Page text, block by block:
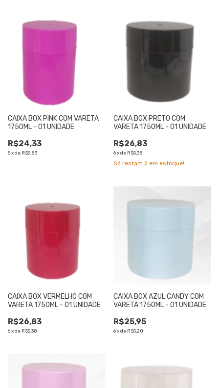
CAIXA BOX PINK COM VARETA
1750ML - 01 UNIDADE
R$24,33
5xde R$5,83
CAIXA BOX PRETO COM
VARETA 1750ML - 01 UNIDADE
R$26,83
6xde R$5,38
Só restam 2 em estoque!
CAIXA BOX VERMELHO COM
VARETA 1750ML - 01 UNIDADE
R$26,83
6xde R$5,38
CAIXA BOX AZUL CANDY COM
VARETA 1750ML - 01 UNIDADE
R$25,95
6xde R$5,20